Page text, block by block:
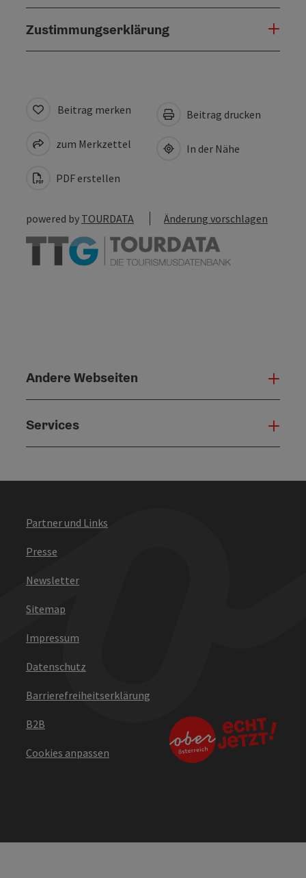
Zustimmungserklärung
Beitrag merken
zum Merkzettel
PDF erstellen
Beitrag drucken
In der Nähe
powered by TOURDATA Änderung vorschlagen
Andere Webseiten
Services
Partner und Links
Presse
Newsletter
Sitemap
Impressum
Datenschutz
Barrierefreiheitserklärung
B2B
Cookies anpassen